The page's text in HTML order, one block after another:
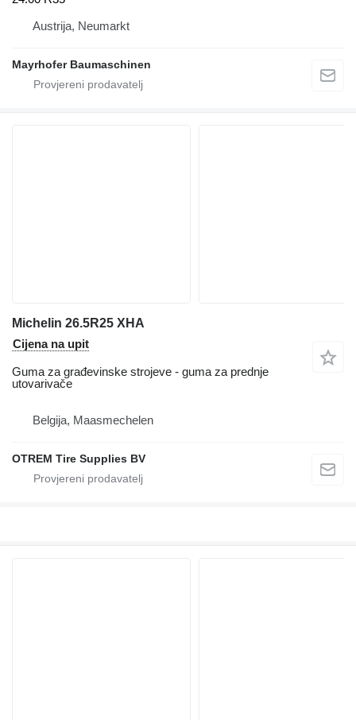
Austrija, Neumarkt
Mayrhofer Baumaschinen
Michelin 26.5R25 XHA
Cijena na upit
Guma za građevinske strojeve - guma za prednje
utovarivače
Belgija, Maasmechelen
OTREM Tire Supplies BV